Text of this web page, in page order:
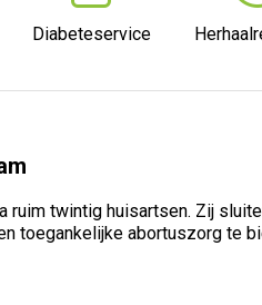
Diabeteservice
twintig huisartsen. Zij
toegankelijke abortuszorg te